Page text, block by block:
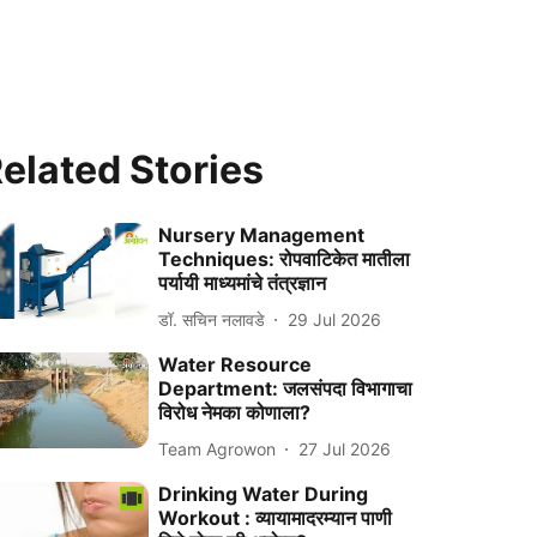
Stories
Nursery Management
Techniques: रोपवाटिकेत मातीला
पर्यायी माध्यमांचे तंत्रज्ञान
डॉ. सचिन नलावडे 29 Jul 2026
Water Resource
Department: जलसंपदा विभागाचा
विरोध नेमका कोणाला?
Team Agrowon 27 Jul 2026
Drinking Water During
Workout : व्यायामादरम्यान पाणी